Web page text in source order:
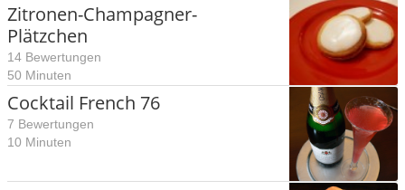
Zitronen-Champagner-
Plätzchen
14 Bewertungen
50 Minuten
Cocktail French 76
7 Bewertungen
10 Minuten